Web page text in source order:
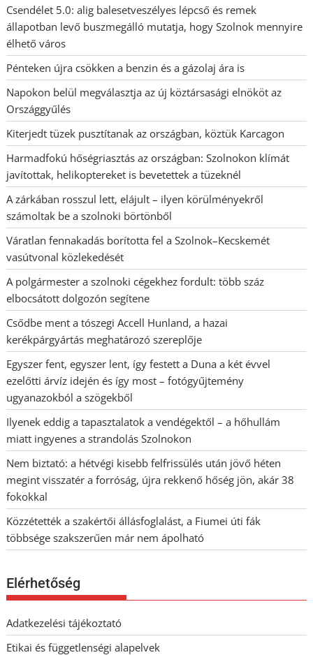
Csendélet 5.0: alig balesetveszélyes lépcső és remek
állapotban levő buszmegálló mutatja, hogy Szolnok mennyire
élhető város
Pénteken újra csökken a benzin és a gázolaj ára is
Napokon belül megválasztja az új köztársasági elnököt az
Országgyűlés
Kiterjedt tüzek pusztítanak az országban, köztük Karcagon
Harmadfokú hőségriasztás az országban: Szolnokon klímát
javítottak, helikoptereket is bevetettek a tüzeknél
A zárkában rosszul lett, elájult – ilyen körülményekről
számoltak be a szolnoki börtönből
Váratlan fennakadás borította fel a Szolnok–Kecskemét
vasútvonal közlekedését
A polgármester a szolnoki cégekhez fordult: több száz
elbocsátott dolgozón segítene
Csődbe ment a tószegi Accell Hunland, a hazai
kerékpárgyártás meghatározó szereplője
Egyszer fent, egyszer lent, így festett a Duna a két évvel
ezelőtti árvíz idején és így most – fotógyűjtemény
ugyanazokból a szögekből
Ilyenek eddig a tapasztalatok a vendégektől – a hőhullám
miatt ingyenes a strandolás Szolnokon
Nem biztató: a hétvégi kisebb felfrissülés után jövő héten
megint visszatér a forróság, újra rekkenő hőség jön, akár 38
fokokkal
Közzétették a szakértői állásfoglalást, a Fiumei úti fák
többsége szakszerűen már nem ápolható
Elérhetőség
Adatkezelési tájékoztató
Etikai és függetlenségi alapelvek